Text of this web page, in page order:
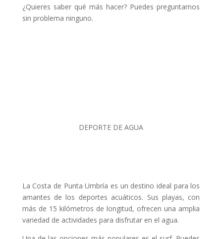
¿Quieres saber qué más hacer? Puedes preguntarnos
sin problema ninguno.
DEPORTE DE AGUA
La Costa de Punta Umbría es un destino ideal para los
amantes de los deportes acuáticos. Sus playas, con
más de 15 kilómetros de longitud, ofrecen una amplia
variedad de actividades para disfrutar en el agua.